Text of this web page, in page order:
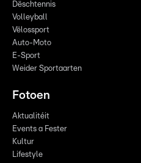
Dëschtennis
Volleyball
Vëlossport
Auto-Moto
E-Sport
Weider Sportaarten
Fotoen
Aktualitéit
Events a Fester
Kultur
Lifestyle